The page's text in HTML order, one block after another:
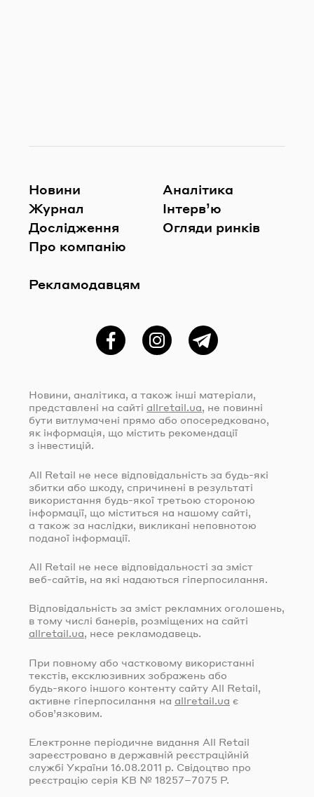
Новини
Журнал
Дослідження
Про компанію
Рекламодавцям
Аналітика
Інтерв’ю
Огляди ринків
ФейсбукInstagramTelegram
Новини, аналітика, а також інші матеріали,
представлені на сайті allretail.ua, не повинні
бути витлумачені прямо або опосередковано,
як інформація, що містить рекомендації
з інвестицій.
All Retail не несе відповідальність за будь-які
збитки або шкоду, спричинені в результаті
використання будь-якої третьою стороною
інформації, що міститься на нашому сайті,
а також за наслідки, викликані неповнотою
поданої інформації.
All Retail не несе відповідальності за зміст
веб-сайтів, на які надаються гіперпосилання.
Відповідальність за зміст рекламних оголошень,
в тому числі банерів, розміщених на сайті
allretail.ua, несе рекламодавець.
При повному або частковому використанні
текстів, ексклюзивних зображень або
будь-якого іншого контенту сайту All Retail,
активне гіперпосилання на allretail.ua є
обов’язковим.
Електронне періодичне видання All Retail
зареєстровано в державній реєстраційній
службі України 16.08.2011 р. Свідоцтво про
реєстрацію серія КВ № 18257–7075 Р.